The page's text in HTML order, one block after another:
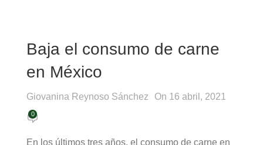
Baja el consumo de carne
en México
Giovanina Reynoso Sánchez On 16 abril, 2021
0
En los últimos tres años, el consumo de carne en